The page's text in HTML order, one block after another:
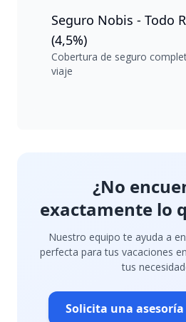
Seguro Nobis - Todo
(4,5%)
Cobertura de seguro
viaje
¿No
exactamente lo
Nuestro equipo te ayuda a
perfecta para tus vacaciones
tus
Solicita una